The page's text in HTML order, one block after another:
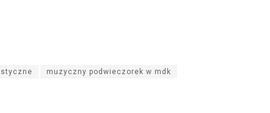
muzyczny podwieczorek w mdk